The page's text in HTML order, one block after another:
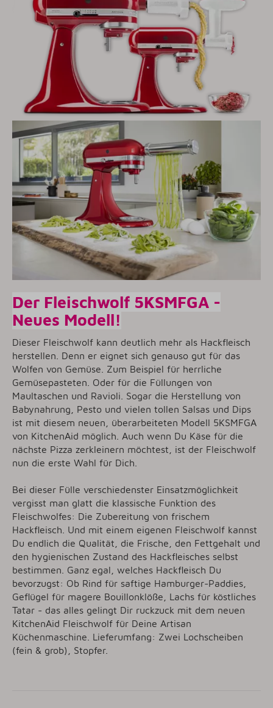
Der Fleischwolf 5KSMFGA -
Neues Modell!
Dieser Fleischwolf kann deutlich mehr als Hackfleisch
herstellen. Denn er eignet sich genauso gut für das
Wolfen von Gemüse. Zum Beispiel für herrliche
Gemüsepasteten. Oder für die Füllungen von
Maultaschen und Ravioli. Sogar die Herstellung von
Babynahrung, Pesto und vielen tollen Salsas und Dips
ist mit diesem neuen, überarbeiteten Modell 5KSMFGA
von KitchenAid möglich. Auch wenn Du Käse für die
nächste Pizza zerkleinern möchtest, ist der Fleischwolf
nun die erste Wahl für Dich.
Bei dieser Fülle verschiedenster Einsatzmöglichkeit
vergisst man glatt die klassische Funktion des
Fleischwolfes: Die Zubereitung von frischem
Hackfleisch. Und mit einem eigenen Fleischwolf kannst
Du endlich die Qualität, die Frische, den Fettgehalt und
den hygienischen Zustand des Hackfleisches selbst
bestimmen. Ganz egal, welches Hackfleisch Du
bevorzugst: Ob Rind für saftige Hamburger-Paddies,
Geflügel für magere Bouillonklöße, Lachs für köstliches
Tatar - das alles gelingt Dir ruckzuck mit dem neuen
KitchenAid Fleischwolf für Deine Artisan
Küchenmaschine. Lieferumfang: Zwei Lochscheiben
(fein & grob), Stopfer.